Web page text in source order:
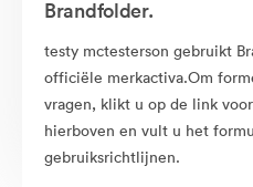
Brandfolder.
testy mctesterson gebruikt
officiële merkactiva.Om
vragen, klikt u op de link
hierboven en vult u het
gebruiksrichtlijnen.